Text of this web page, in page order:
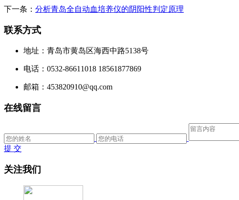
下一条： 分析青岛全自动血培养仪的阴阳性判定原理
联系方式
地址：青岛市黄岛区海西中路5138号
电话：0532-86611018 18561877869
邮箱：453820910@qq.com
在线留言
提 交
关注我们